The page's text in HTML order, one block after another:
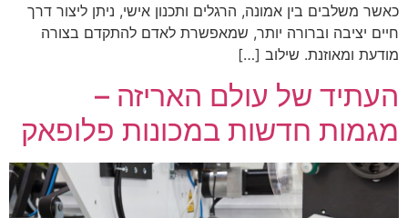
כאשר משלבים בין אמונה, הרגלים ותכנון אישי, ניתן ליצור דרך
חיים יציבה וברורה יותר, שמאפשרת לאדם להתקדם בצורה
מודעת ומאוזנת. שילוב […]
העתיד של עולם האריזה –
מגמות חדשות במכונות פלופאק